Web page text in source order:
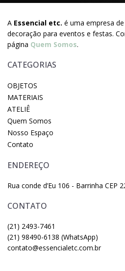
A Essencial etc. é uma empresa
decoração para eventos e festas.
página Quem Somos.
CATEGORIAS
OBJETOS
MATERIAIS
ATELIÊ
Quem Somos
Nosso Espaço
Contato
ENDEREÇO
Rua conde d’Eu 106 - Barrinha CEP
CONTATO
(21) 2493-7461
(21) 98490-6138 (WhatsApp)
contato@essencialetc.com.br